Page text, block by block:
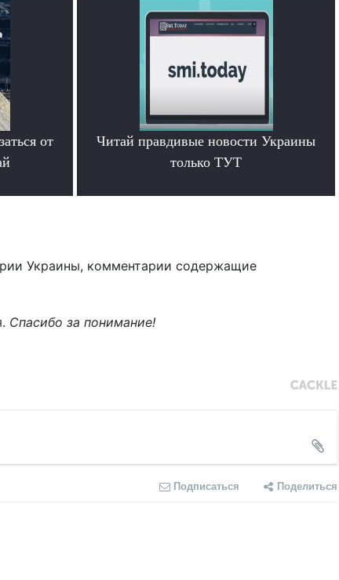
от
Читай правдивые новости Украины
только ТУТ
Украины, комментарии содержащие
Спасибо за понимание!
Подписаться Поделиться